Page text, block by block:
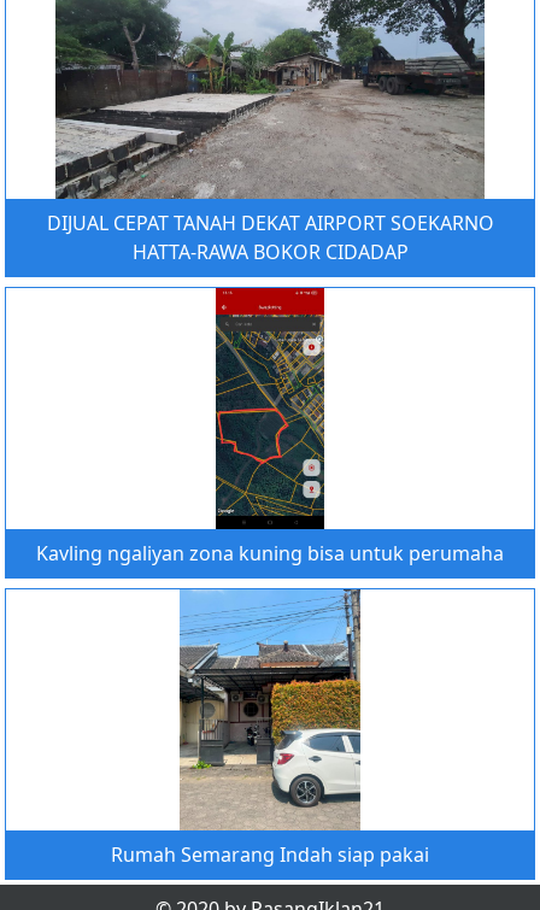
DIJUAL CEPAT TANAH DEKAT AIRPORT SOEKARNO
HATTA-RAWA BOKOR CIDADAP
Kavling ngaliyan zona kuning bisa untuk perumaha
Rumah Semarang Indah siap pakai